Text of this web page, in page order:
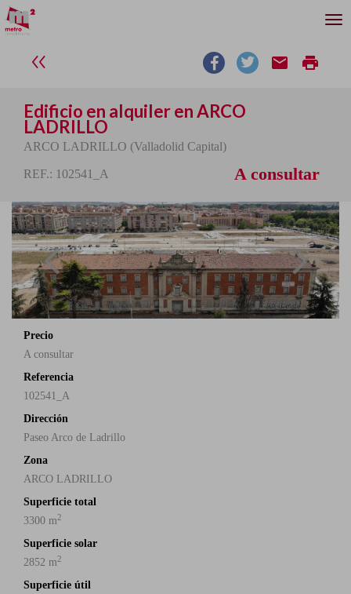
email print
Edificio en alquiler en ARCO
LADRILLO
ARCO LADRILLO (Valladolid Capital)
REF.: 102541_A A consultar
Precio
A consultar
Referencia
102541_A
Dirección
Paseo Arco de Ladrillo
Zona
ARCO LADRILLO
Superficie total
3300 m2
Superficie solar
2852 m2
Superficie útil